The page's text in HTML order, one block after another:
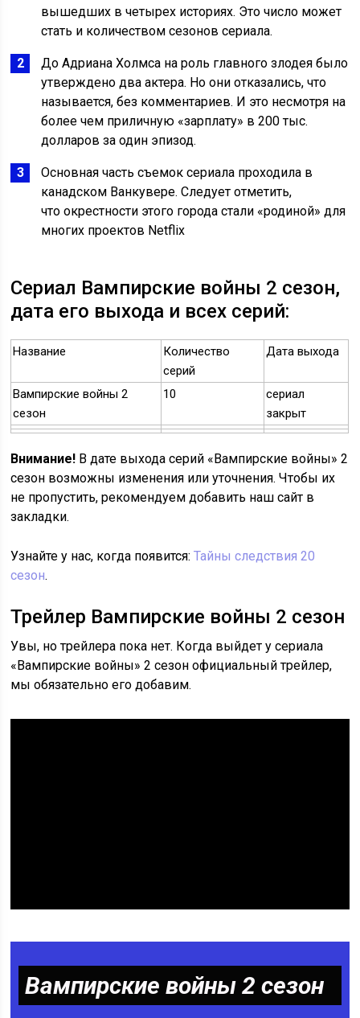
вышедших в четырех историях. Это число может
стать и количеством сезонов сериала.
До Адриана Холмса на роль главного злодея было
утверждено два актера. Но они отказались, что
называется, без комментариев. И это несмотря на
более чем приличную «зарплату» в 200 тыс.
долларов за один эпизод.
Основная часть съемок сериала проходила в
канадском Ванкувере. Следует отметить,
что окрестности этого города стали «родиной» для
многих проектов Netflix
Сериал Вампирские войны 2 сезон,
дата его выхода и всех серий:
Название
Количество
серий
Дата выхода
Вампирские войны 2
сезон
10
сериал
закрыт
Внимание! В дате выхода серий «Вампирские войны» 2
сезон возможны изменения или уточнения. Чтобы их
не пропустить, рекомендуем добавить наш сайт в
закладки.
Узнайте у нас, когда появится:Тайны следствия 20
сезон.
Трейлер Вампирские войны 2 сезон
Увы, но трейлера пока нет. Когда выйдет у сериала
«Вампирские войны» 2 сезон официальный трейлер,
мы обязательно его добавим.
Вампирские войны 2 сезон